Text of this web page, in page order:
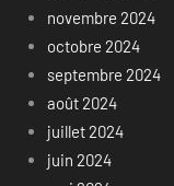
novembre 2024
octobre 2024
septembre 2024
août 2024
juillet 2024
juin 2024